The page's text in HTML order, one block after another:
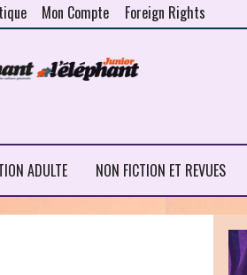
Mon Compte Foreign Rights
ADULTE NON FICTION ET REVUES